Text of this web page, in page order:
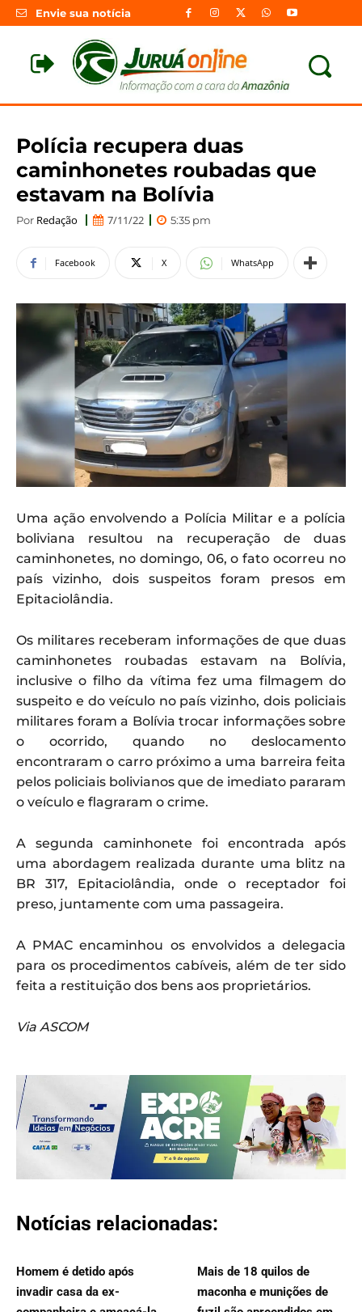
Envie sua notícia
Polícia recupera duas
caminhonetes roubadas que
estavam na Bolívia
Por Redação 7/11/22 5:35 pm
Facebook X WhatsApp
Uma ação envolvendo a Polícia Militar e a polícia
boliviana resultou na recuperação de duas
caminhonetes, no domingo, 06, o fato ocorreu no
país vizinho, dois suspeitos foram presos em
Epitaciolândia.
Os militares receberam informações de que duas
caminhonetes roubadas estavam na Bolívia,
inclusive o filho da vítima fez uma filmagem do
suspeito e do veículo no país vizinho, dois policiais
militares foram a Bolívia trocar informações sobre
o ocorrido, quando no deslocamento
encontraram o carro próximo a uma barreira feita
pelos policiais bolivianos que de imediato pararam
o veículo e flagraram o crime.
A segunda caminhonete foi encontrada após
uma abordagem realizada durante uma blitz na
BR 317, Epitaciolândia, onde o receptador foi
preso, juntamente com uma passageira.
A PMAC encaminhou os envolvidos a delegacia
para os procedimentos cabíveis, além de ter sido
feita a restituição dos bens aos proprietários.
Via ASCOM
Notícias relacionadas:
Homem é detido após
invadir casa da ex-
Mais de 18 quilos de
maconha e munições de